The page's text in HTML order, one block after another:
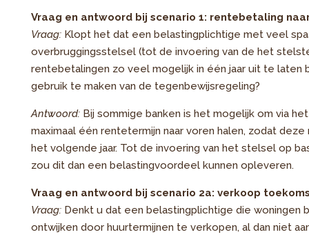
Vraag en antwoord bij scenario 1: rentebetaling
Vraag:Klopt het dat een belastingplichtige met veel
overbruggingsstelsel (tot de invoering van de het
rentebetalingen zo veel mogelijk in één jaar uit te laten
gebruik te maken van de tegenbewijsregeling?
Antwoord:Bij sommige banken is het mogelijk om via
maximaal één rentetermijn naar voren halen, zodat
het volgende jaar. Tot de invoering van het stelsel op
zou dit dan een belastingvoordeel kunnen opleveren.
Vraag en antwoord bij scenario 2a: verkoop
Vraag:Denkt u dat een belastingplichtige die woningen
ontwijken door huurtermijnen te verkopen, al dan niet